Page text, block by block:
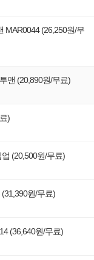
MAR0044 (26,250원/무
맨 (20,890원/무료)
)
(20,500원/무료)
원/무료)
(36,640원/무료)